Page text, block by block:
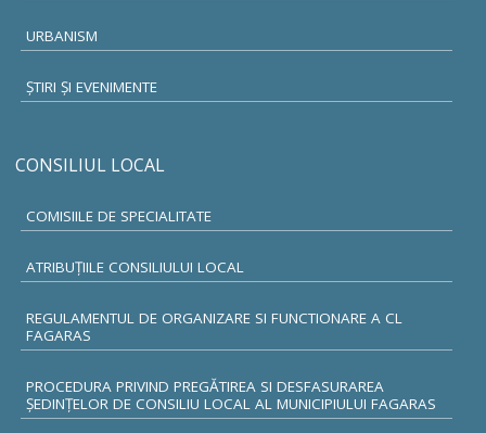
URBANISM
ŞTIRI ŞI EVENIMENTE
CONSILIUL LOCAL
COMISIILE DE SPECIALITATE
ATRIBUŢIILE CONSILIULUI LOCAL
REGULAMENTUL DE ORGANIZARE SI FUNCTIONARE A CL
FAGARAS
PROCEDURA PRIVIND PREGĂTIREA SI DESFASURAREA
ȘEDINȚELOR DE CONSILIU LOCAL AL MUNICIPIULUI FAGARAS